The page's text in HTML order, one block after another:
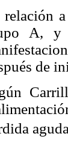
relación
A, y
de